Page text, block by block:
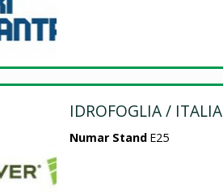
IDROFOGLIA / ITALIA
Numar Stand E25